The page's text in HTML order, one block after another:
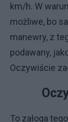
km/h. W
możliwe, bo
manewry, z
podawany,
Oczywiście
To załoga